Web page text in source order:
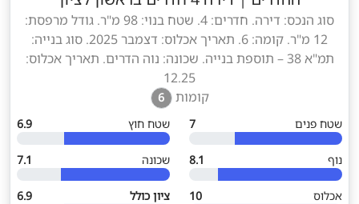
סוג הנכס: דירה. חדרים: 4. שטח בנוי: 98 מ"ר. גודל מרפסת:
12 מ"ר. קומה: 6. תאריך אכלוס: דצמבר 2025. סוג בנייה:
תמ"א 38 – תוספת בנייה. שכונה: נוה הדרים. תאריך אכלוס:
12.25
קומות
6
שטח פנים
7 שטח חוץ 6.9
נוף 8.1 שכונה 7.1
אכלוס 10 ציון כולל 6.9